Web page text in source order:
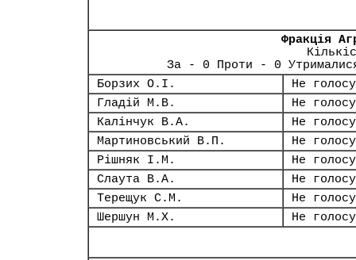
Фракція
За - 0 Проти - 0
Борзих О.І.
Не
Гладій М.В.
Не
Калінчук В.А.
Не
Мартиновський В.П.
Не
Рішняк І.М.
Не
Слаута В.А.
Не
Терещук С.М.
Не
Шершун М.Х.
Не